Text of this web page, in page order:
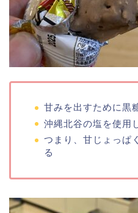
甘みを出すために黒
沖縄北谷の塩を使用
つまり、甘じょっぱ
る